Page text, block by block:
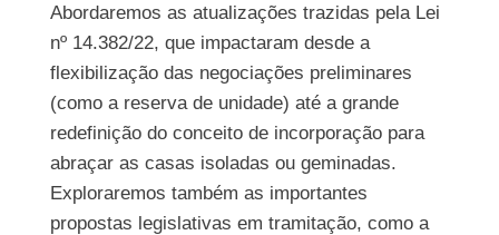
Abordaremos as atualizações trazidas pela Lei
nº 14.382/22, que impactaram desde a
flexibilização das negociações preliminares
(como a reserva de unidade) até a grande
redefinição do conceito de incorporação para
abraçar as casas isoladas ou geminadas.
Exploraremos também as importantes
propostas legislativas em tramitação, como a